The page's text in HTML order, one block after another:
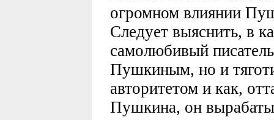
огромном влиянии
Следует выяснить, в
самолюбивый
Пушкиным, но и
авторитетом и как,
Пушкина, он